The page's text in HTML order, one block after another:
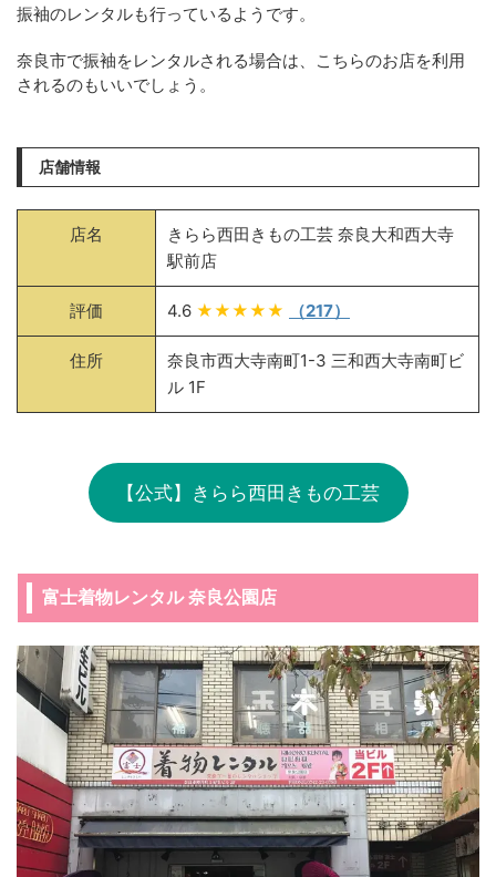
振袖のレンタルも行っているようです。
奈良市で振袖をレンタルされる場合は、こちらのお店を利用
されるのもいいでしょう。
店舗情報
店名
きらら西田きもの工芸 奈良大和西大寺
駅前店
評価 4.6 ★★★★★ （217）
住所
奈良市西大寺南町1-3 三和西大寺南町ビ
ル 1F
【公式】きらら西田きもの工芸
富士着物レンタル 奈良公園店